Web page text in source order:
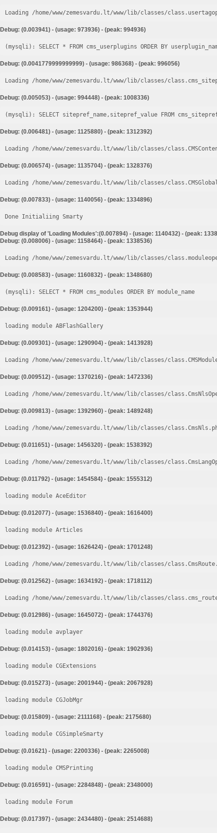
Loading /home/www/zemesvardu.lt/www/lib/classes/
Debug: (0.003941) - (usage: 973936) - (peak: 994936)
Debug: (0.0041779999999999) - (usage: 986368) - (peak: 996056)
Loading /home/www/zemesvardu.lt/www/lib/classes/
Debug: (0.005053) - (usage: 994448) - (peak: 1008336)
Debug: (0.006481) - (usage: 1125880) - (peak: 1312392)
Loading /home/www/zemesvardu.lt/www/lib/classes/
Debug: (0.006574) - (usage: 1135704) - (peak: 1328376)
Loading /home/www/zemesvardu.lt/www/lib/classes/
Debug: (0.007833) - (usage: 1140056) - (peak: 1334896)
Done Initialiing Smarty
Debug display of 'Loading Modules':(0.007894) - (usage: 1140432) - (peak:
Debug: (0.008006) - (usage: 1158464) - (peak: 1338536)
Loading /home/www/zemesvardu.lt/www/lib/classes/
Debug: (0.008583) - (usage: 1160832) - (peak: 1348680)
Debug: (0.009161) - (usage: 1204200) - (peak: 1353944)
loading module ABFlashGallery
Debug: (0.009301) - (usage: 1290904) - (peak: 1413928)
Loading /home/www/zemesvardu.lt/www/lib/classes/
Debug: (0.009512) - (usage: 1370216) - (peak: 1472336)
Loading /home/www/zemesvardu.lt/www/lib/classes/
Debug: (0.009813) - (usage: 1392960) - (peak: 1489248)
Loading /home/www/zemesvardu.lt/www/lib/classes/
Debug: (0.011651) - (usage: 1456320) - (peak: 1538392)
Loading /home/www/zemesvardu.lt/www/lib/classes/
Debug: (0.011792) - (usage: 1454584) - (peak: 1555312)
loading module AceEditor
Debug: (0.012077) - (usage: 1536840) - (peak: 1616400)
loading module Articles
Debug: (0.012392) - (usage: 1626424) - (peak: 1701248)
Loading /home/www/zemesvardu.lt/www/lib/classes/
Debug: (0.012562) - (usage: 1634192) - (peak: 1718112)
Loading /home/www/zemesvardu.lt/www/lib/classes/
Debug: (0.012986) - (usage: 1645072) - (peak: 1744376)
loading module avplayer
Debug: (0.014153) - (usage: 1802016) - (peak: 1902936)
loading module CGExtensions
Debug: (0.015273) - (usage: 2001944) - (peak: 2067928)
loading module CGJobMgr
Debug: (0.015809) - (usage: 2111168) - (peak: 2175680)
loading module CGSimpleSmarty
Debug: (0.01621) - (usage: 2200336) - (peak: 2265008)
loading module CMSPrinting
Debug: (0.016591) - (usage: 2284848) - (peak: 2348000)
loading module Forum
Debug: (0.017397) - (usage: 2434480) - (peak: 2514688)